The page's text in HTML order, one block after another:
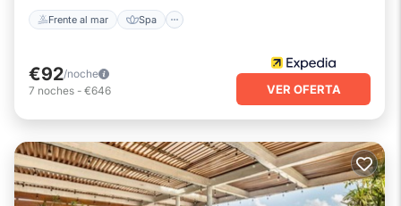
Frente al mar Spa
€92/noche
7 noches - €646 VER OFERTA